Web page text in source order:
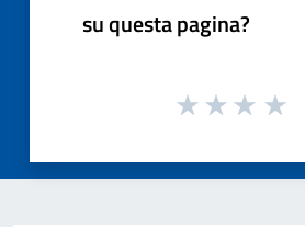
su questa pagina?